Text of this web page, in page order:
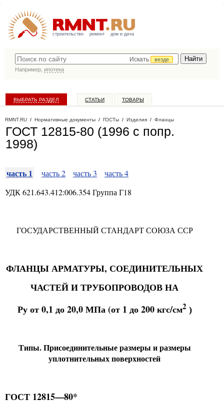
строительство ремонт дом и дача
Искать
везде
Например, ипотека
ВЫБРАТЬ РАЗДЕЛ СТАТЬИ ТОВАРЫ
RMNT.RU / Нормативные документы / ГОСТы / Изделия / Фланцы
ГОСТ 12815-80 (1996 с попр.
1998)
часть 1 часть 2 часть 3
часть 4
УДК621.643.412:006.354Группа Г18
ГОСУДАРСТВЕННЫЙ СТАНДАРТ СОЮЗА ССР
ФЛАНЦЫ АРМАТУРЫ, СОЕДИНИТЕЛЬНЫХ
ЧАСТЕЙ И ТРУБОПРОВОДОВ НА
Py от0,1 до20,0МПа (от1 до200кгс/см2 )
Типы. Присоединительные размеры и размеры
уплотнительных поверхностей
ГОСТ 12815—80*